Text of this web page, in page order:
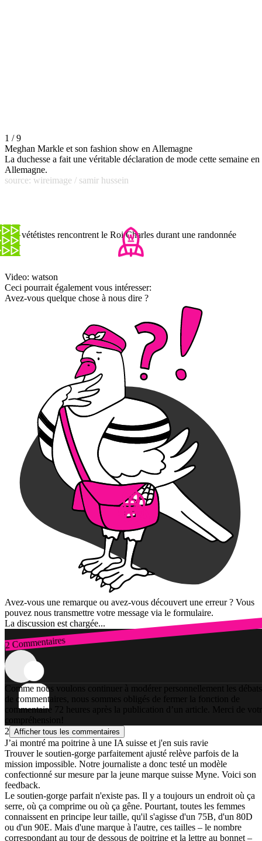
1 / 9
Meghan Markle et son fashion show en Allemagne
La duchesse a fait une véritable déclaration de mode cette semaine en
Allemagne.
source: wireimage / samir hussein
Des vététistes rencontrent le Roi Charles durant une randonnée
Video: watson
Ceci pourrait également vous intéresser:
Avez-vous quelque chose à nous dire ?
Avez-vous une remarque ou avez-vous découvert une erreur ? Vous
pouvez nous transmettre votre message via le formulaire.
La discussion est chargée...
2 Commentaires
Connexion
Comme nous voulons continuer à modérer personnellement les débats
de commentaires, nous sommes obligés de fermer la fonction de
commentaire 72 heures après la publication d’un article. Merci de
compréhension!
2 Afficher tous les commentaires
J’ai montré ma poitrine à une IA suisse et j'en suis ravie
Trouver le soutien-gorge parfaitement ajusté relève parfois de la
mission impossible. Notre journaliste a donc testé un modèle
confectionné sur mesure par la jeune marque suisse Myne. Voici son
feedback.
Le soutien-gorge parfait n'existe pas. Il y a toujours un endroit où ça
serre, où ça comprime ou où ça gêne. Pourtant, toutes les femmes
connaissent en principe leur taille, qu'il s'agisse d'un 75B, d'un 80D
ou d'un 90E. Mais d'une marque à l'autre, ces tailles – le nombre
correspondant au tour de dessous de poitrine et la lettre au bonnet –